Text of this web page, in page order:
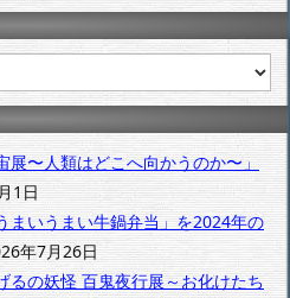
展〜人類はどこへ向かうのか〜」
1日
まいうまい牛鍋弁当」を2024年の
年7月26日
るの妖怪 百鬼夜行展～お化けたち